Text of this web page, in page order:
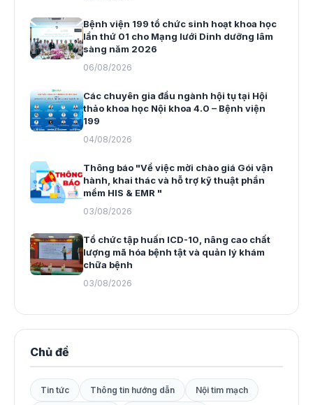
Bệnh viện 199 tổ chức sinh hoạt khoa học
lần thứ 01 cho Mạng lưới Dinh dưỡng lâm
sàng năm 2026
06/08/2026
Các chuyên gia đầu ngành hội tụ tại Hội
thảo khoa học Nội khoa 4.0 – Bệnh viện
199
04/08/2026
Thông báo "Về việc mời chào giá Gói vận
hành, khai thác và hỗ trợ kỹ thuật phần
mềm HIS & EMR "
03/08/2026
Tổ chức tập huấn ICD-10, nâng cao chất
lượng mã hóa bệnh tật và quản lý khám
chữa bệnh
03/08/2026
Chủ đề
Tin tức Thông tin hướng dẫn Nội tim mạch